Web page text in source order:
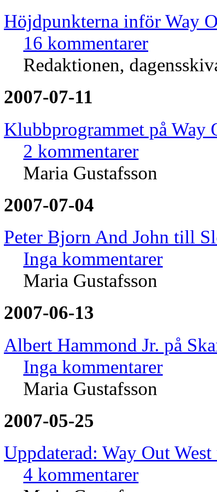
Höjdpunkterna inför Way
16 kommentarer
Redaktionen,
2007-07-11
Klubbprogrammet på Way
2 kommentarer
Maria Gustafsson
2007-07-04
Peter Bjorn And John till
Inga kommentarer
Maria Gustafsson
2007-06-13
Albert Hammond Jr. på
Inga kommentarer
Maria Gustafsson
2007-05-25
Uppdaterad: Way Out
4 kommentarer